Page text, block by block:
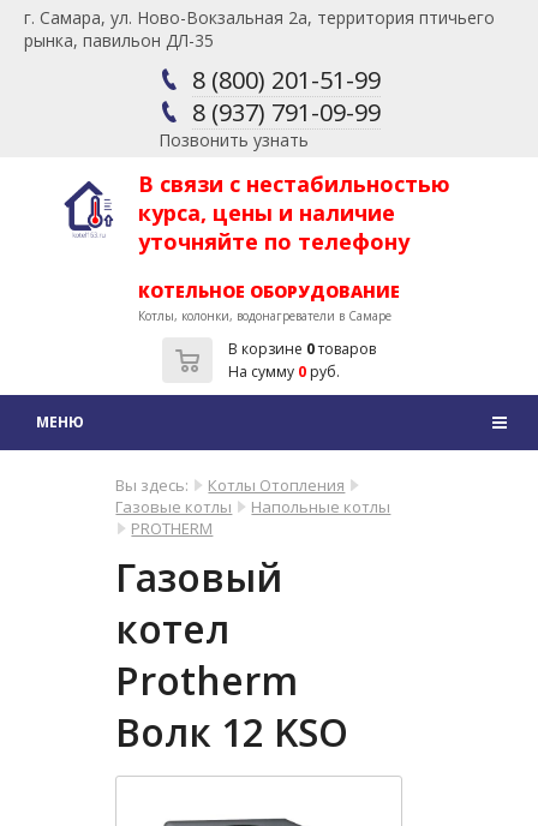
г. Самара, ул. Ново-Вокзальная 2а, территория птичьего
рынка, павильон ДЛ-35
8 (800) 201-51-99
8 (937) 791-09-99
Позвонить узнать
В связи с нестабильностью
курса, цены и наличие
уточняйте по телефону
КОТЕЛЬНОЕ ОБОРУДОВАНИЕ
Котлы, колонки, водонагреватели в Самаре
В корзине 0товаров
На сумму 0руб.
Вы здесь:
Котлы Отопления
Газовые котлы
Напольные котлы
PROTHERM
Газовый
котел
Protherm
Волк 12 KSO